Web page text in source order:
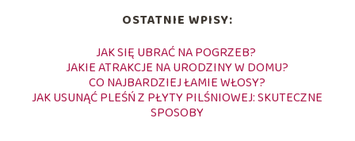
OSTATNIE WPISY:
JAK SIĘ UBRAĆ NA POGRZEB?
JAKIE ATRAKCJE NA URODZINY W DOMU?
CO NAJBARDZIEJ ŁAMIE WŁOSY?
JAK USUNĄĆ PLEŚŃ Z PŁYTY PILŚNIOWEJ: SKUTECZNE
SPOSOBY